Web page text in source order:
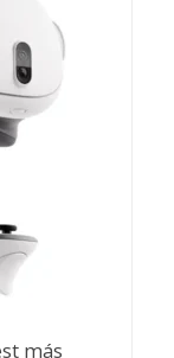
original
era:
es:
más